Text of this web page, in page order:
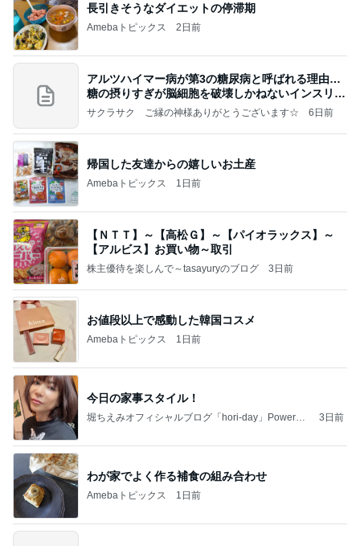
長引きそうなダイエットの停滞期
Amebaトピックス 2日前
アルツハイマー病が第3の糖尿病と呼ばれる理由…
糖の摂りすぎが脳細胞を破壊しかねないインスリン
の恐
サクラサク ご縁の神様ありがとうございます☆ 6日前
帰国した友達からの嬉しいお土産
Amebaトピックス 1日前
【ＮＴＴ】～【高松Ｇ】～【パイオラックス】～
【アルビス】お買い物～取引
株主優待を楽しんで～tasayuryのブログ 3日前
お値段以上で感動した韓国コスメ
Amebaトピックス 1日前
今日の家事スタイル！
堀ちえみオフィシャルブログ「hori-day」Powered
3日前
わが家でよく作る補食の組み合わせ
Amebaトピックス 1日前